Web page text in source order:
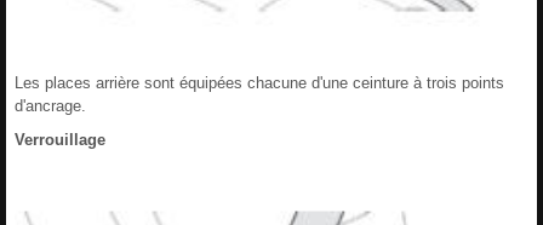
Les places arrière sont équipées chacune d'une ceinture à trois points
d'ancrage.
Verrouillage